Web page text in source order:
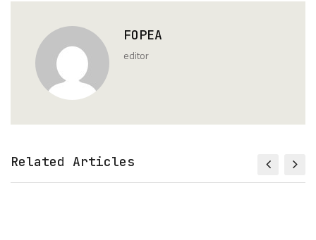
FOPEA
editor
Related Articles